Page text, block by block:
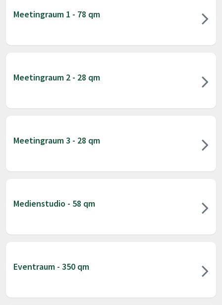
Meetingraum 1 - 78 qm
Meetingraum 2 - 28 qm
Meetingraum 3 - 28 qm
Medienstudio - 58 qm
Eventraum - 350 qm